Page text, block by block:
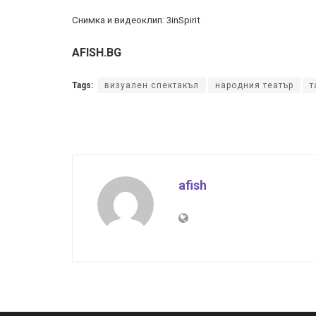
Снимка и видеоклип: 3inSpirit
AFISH.BG
Tags: визуален спектакъл народния театър
afish